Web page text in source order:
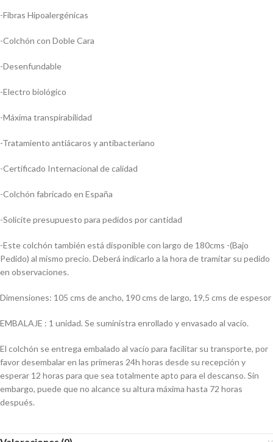
-Fibras Hipoalergénicas
-Colchón con Doble Cara
-Desenfundable
-Electro biológico
-Máxima transpirabilidad
-Tratamiento antiácaros y antibacteriano
-Certificado Internacional de calidad
-Colchón fabricado en España
-Solicite presupuesto para pedidos por cantidad
-Este colchón también está disponible con largo de 180cms -(Bajo
Pedido) al mismo precio. Deberá indicarlo a la hora de tramitar su pedido
en observaciones.
Dimensiones: 105 cms de ancho, 190 cms de largo, 19,5 cms de espesor
EMBALAJE : 1 unidad. Se suministra enrollado y envasado al vacío.
El colchón se entrega embalado al vacío para facilitar su transporte, por
favor desembalar en las primeras 24h horas desde su recepción y
esperar 12 horas para que sea totalmente apto para el descanso. Sin
embargo, puede que no alcance su altura máxima hasta 72 horas
después.